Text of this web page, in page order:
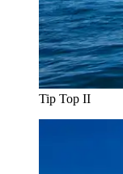
Tip Top II